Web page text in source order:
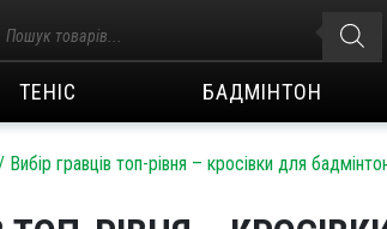
ТЕНІС БАДМІНТОН
Вибір гравців топ-рівня – кросівки для